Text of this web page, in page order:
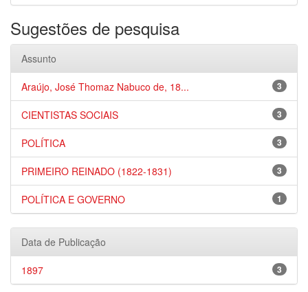
Sugestões de pesquisa
Assunto
3
Araújo, José Thomaz Nabuco de, 18...
3
CIENTISTAS SOCIAIS
3
POLÍTICA
3
PRIMEIRO REINADO (1822-1831)
1
POLÍTICA E GOVERNO
Data de Publicação
3
1897